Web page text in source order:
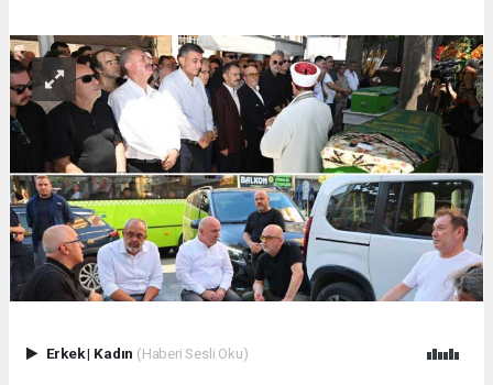
Erkek| Kadın (Haberi Sesli Oku)